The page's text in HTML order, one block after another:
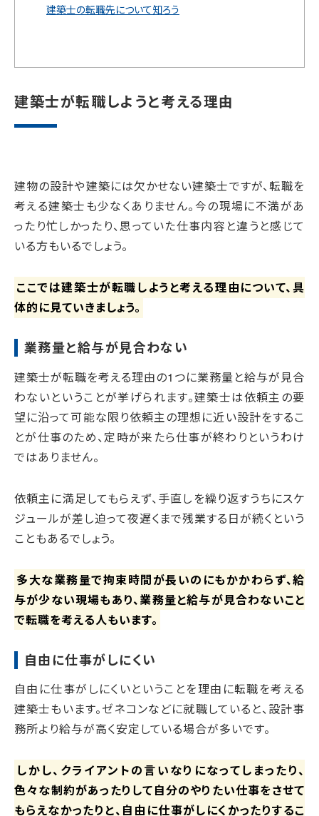
建築士の転職先について知ろう
建築士が転職しようと考える理由
建物の設計や建築には欠かせない建築士ですが、転職を
考える建築士も少なくありません。今の現場に不満があ
ったり忙しかったり、思っていた仕事内容と違うと感じて
いる方もいるでしょう。
ここでは建築士が転職しようと考える理由について、具
体的に見ていきましょう。
業務量と給与が見合わない
建築士が転職を考える理由の1つに業務量と給与が見合
わないということが挙げられます。建築士は依頼主の要
望に沿って可能な限り依頼主の理想に近い設計をするこ
とが仕事のため、定時が来たら仕事が終わりというわけ
ではありません。
依頼主に満足してもらえず、手直しを繰り返すうちにスケ
ジュールが差し迫って夜遅くまで残業する日が続くという
こともあるでしょう。
多大な業務量で拘束時間が長いのにもかかわらず、給
与が少ない現場もあり、業務量と給与が見合わないこと
で転職を考える人もいます。
自由に仕事がしにくい
自由に仕事がしにくいということを理由に転職を考える
建築士もいます。ゼネコンなどに就職していると、設計事
務所より給与が高く安定している場合が多いです。
しかし、クライアントの言いなりになってしまったり、
色々な制約があったりして自分のやりたい仕事をさせて
もらえなかったりと、自由に仕事がしにくかったりするこ